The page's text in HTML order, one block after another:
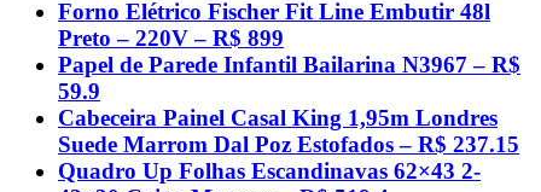
Forno Elétrico Fischer Fit Line Embutir 48l
Preto – 220V – R$ 899
Papel de Parede Infantil Bailarina N3967 – R$
59.9
Cabeceira Painel Casal King 1,95m Londres
Suede Marrom Dal Poz Estofados – R$ 237.15
Quadro Up Folhas Escandinavas 62×43 2-